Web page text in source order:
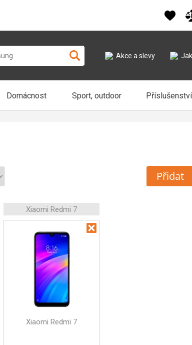
Akce a slevy
Domácnost Sport, outdoor Příslušenství
Přidat
Xiaomi Redmi 7
Xiaomi Redmi 7